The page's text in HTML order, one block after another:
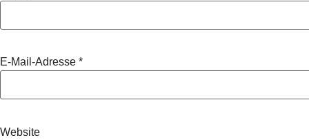
E-Mail-Adresse *
Website